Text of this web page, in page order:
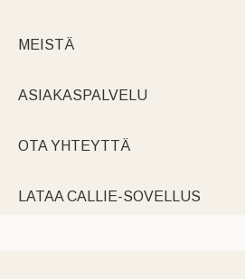
MEISTÄ
ASIAKASPALVELU
OTA YHTEYTTÄ
LATAA CALLIE-SOVELLUS